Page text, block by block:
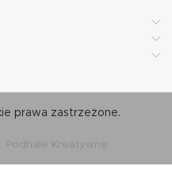
prawa zastrzeżone.
Podhale Kreatywne